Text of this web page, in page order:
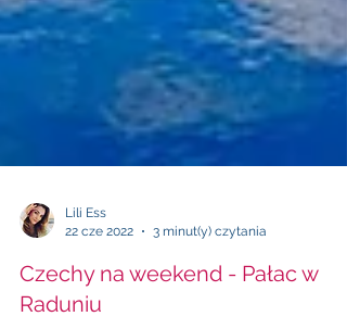
22 cze 2022
3 minut(y) czytania
Czechy na weekend - Pałac w